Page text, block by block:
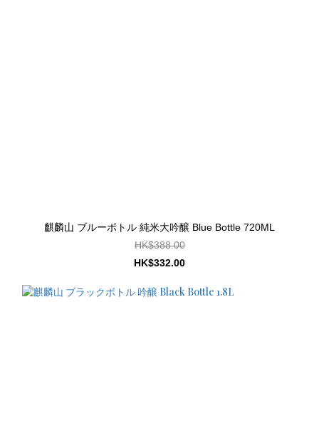
麒麟山 ブルーボトル 純米大吟醸 Blue Bottle 720ML
HK$388.00
HK$332.00